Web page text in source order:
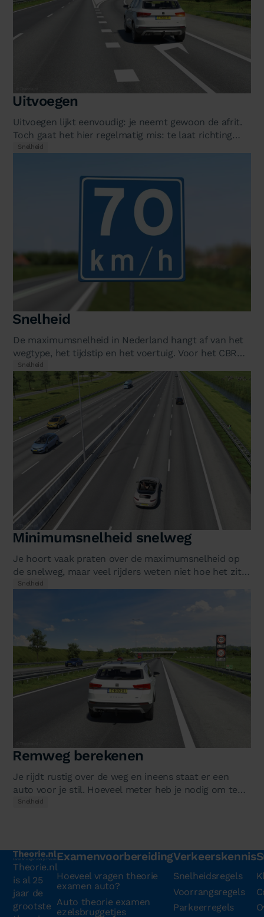
Uitvoegen
Uitvoegen lijkt eenvoudig: je neemt gewoon de afrit.
Toch gaat het hier regelmatig mis: te laat richting
geven, abrupt remmen op…
Snelheid
Snelheid
De maximumsnelheid in Nederland hangt af van het
wegtype, het tijdstip en het voertuig. Voor het CBR
theorie-examen moet je alle…
Snelheid
Minimumsnelheid snelweg
Je hoort vaak praten over de maximumsnelheid op
de snelweg, maar veel rijders weten niet hoe het zit
met de minimumsnelheid. Mag…
Snelheid
Remweg berekenen
Je rijdt rustig over de weg en ineens staat er een
auto voor je stil. Hoeveel meter heb je nodig om te
stoppen? Dat hangt af van…
Snelheid
Theorie.nl
is al 25
jaar de
grootste
Examenvoorbereiding
Hoeveel vragen theorie
examen auto?
Auto theorie examen
ezelsbruggetjes
Verkeerskennis
Snelheidsregels
Voorrangsregels
Parkeerregels